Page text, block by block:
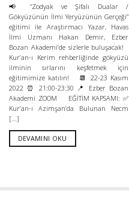
📢 “Zodyak ve Şifalı Dualar /
Gökyüzünün İlmi Yeryüzünün Gerçeği”
eğitimi ile Araştırmacı Yazar, Havas
İlmi Uzmanı Hakan Demir, Ezber
Bozan Akademi’de sizlerle buluşacak!
Kur’an-ı Kerim rehberliğinde gökyüzü
ilminin sırlarını keşfetmek için
eğitimimize katılın! 📆 22-23 Kasım
2022 ⏰ 21:00-23:30 📍 Ezber Bozan
Akademi ZOOM EĞİTİM KAPSAMI: ✅
Kur’an-ı Azimşan’da Bulunan Necm
[...]
DEVAMINI OKU